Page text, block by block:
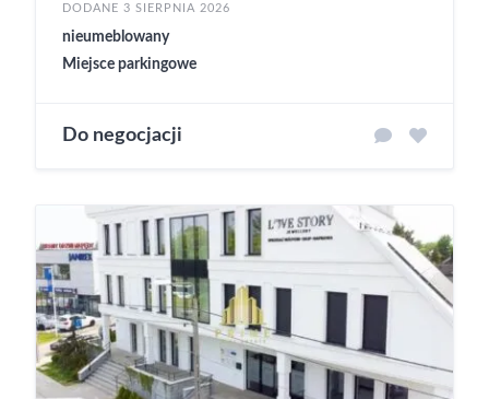
DODANE 3 SIERPNIA 2026
nieumeblowany
Miejsce parkingowe
Do negocjacji